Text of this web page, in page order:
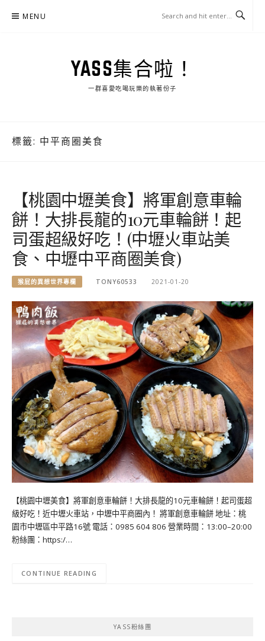
MENU
YASS集合啦！
一群喜愛吃喝玩樂的執著份子
標籤: 中平商圈美食
【桃園中壢美食】將軍創意車輪
餅！大排長龍的10元車輪餅！起
司蛋超級好吃！(中壢火車站美
食、中壢中平商圈美食)
猴屁的異想世界專欄 TONY60533 2021-01-20
【桃園中壢美食】將軍創意車輪餅！大排長龍的10元車輪餅！起司蛋超
級好吃！近中壢火車站，中壢中平商圈內！ 將軍創意車輪餅 地址：桃
園市中壢區中平路16號 電話：0985 604 806 營業時間：13:00–20:00
粉絲團：https:/…
CONTINUE READING
YASS粉絲團